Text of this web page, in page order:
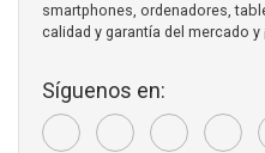
smartphones, ordenadores,
calidad y garantía del mercado
Síguenos en: